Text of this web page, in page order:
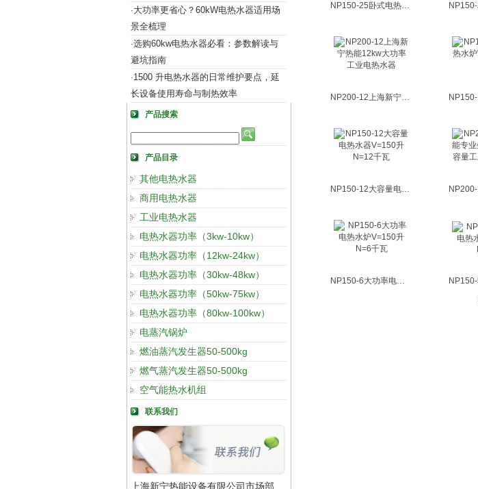
·大功率更省心？60kW电热水器适用场
景全梳理
·选购60kw电热水器必看：参数解读与
避坑指南
·1500 升电热水器的日常维护要点，延
长设备使用寿命与制热效率
产品搜索
产品目录
其他电热水器
商用电热水器
工业电热水器
电热水器功率（3kw-10kw）
电热水器功率（12kw-24kw）
电热水器功率（30kw-48kw）
电热水器功率（50kw-75kw）
电热水器功率（80kw-100kw）
电蒸汽锅炉
燃油蒸汽发生器50-500kg
燃气蒸汽发生器50-500kg
空气能热水机组
联系我们
上海新宁热能设备有限公司市场部
NP150-25卧式电热水炉V=150LN=25kw 电锅炉
NP200-12上海新宁热能12kw大功率工业电热水器
NP150-12大容量电热水器V=150升N=12千瓦
NP150-6大功率电热水炉V=150升N=6千瓦